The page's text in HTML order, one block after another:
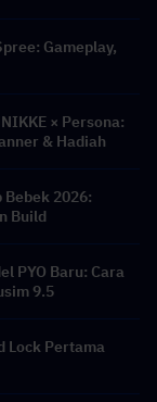
Gameplay,
× Persona:
& Hadiah
2026:
Build
PYO Baru: Cara
9.5
Lock Pertama